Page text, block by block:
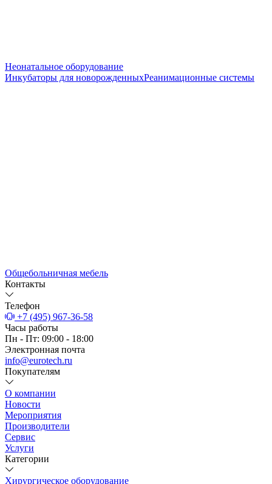
Неонатальное оборудование
Инкубаторы для новорожденныхРеанимационные системы
Общебольничная мебель
Контакты
Телефон
+7 (495) 967-36-58
Часы работы
Пн - Пт: 09:00 - 18:00
Электронная почта
info@eurotech.ru
Покупателям
О компании
Новости
Мероприятия
Производители
Сервис
Услуги
Категории
Хирургическое оборудование